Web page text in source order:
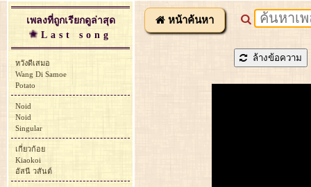
หน้าค้นหา
ล้างข้อความ
เพลงที่ถูกเรียกดูล่าสุด
Last song
หวังดีเสมอ
Wang Di Samoe
Potato
Noid
Noid
Singular
เกี่ยวก้อย
Kiaokoi
อัสนี วสันต์